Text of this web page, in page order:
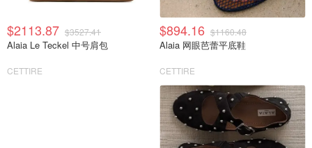
$2113.87 $3527.41
Alaia Le Teckel 中号肩包
CETTIRE
$894.16 $1160.48
Alaia 网眼芭蕾平底鞋
CETTIRE